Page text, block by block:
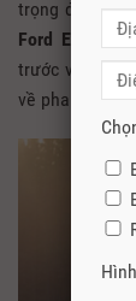
trọng được
Ford Everest
trước và sau
về phanh.